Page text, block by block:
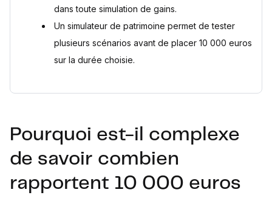
dans toute simulation de gains.
Un simulateur de patrimoine permet de tester
plusieurs scénarios avant de placer 10 000 euros
sur la durée choisie.
Pourquoi est-il complexe
de savoir combien
rapportent 10 000 euros